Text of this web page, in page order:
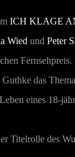
ICH KLAGE
Wied und Peter
das
eines 18-
Titelrolle des